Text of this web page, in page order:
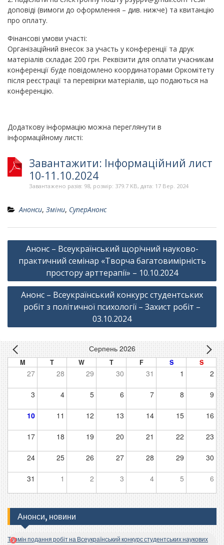
доповіді (вимоги до оформлення – див. нижче) та квитанцію
про оплату.
Фінансові умови участі:
Організаційний внесок за участь у конференції та друк
матеріалів складає 200 грн. Реквізити для оплати учасникам
конференції буде повідомлено координаторами Оркомітету
після реєстрації та перевірки матеріалів, що подаються на
конференцію.
Додаткову інформацію можна переглянути в
інформаційному листі:
Завантажити: Інформаційний лист
10-11.10.2024
Завантажено разів: 98, розмір: 379.7 KB, дата: 17 Вер. 2024
Анонси, Зміни, СуперАнонс
Навігація
записів
Анонс – Всеукраїнський щорічний науково-
практичний семінар «Творча багатовимірність
простору арттерапії» – 10.10.2024
Анонс – Всеукраїнський конкурс студентських
робіт з політичної психології – Захист робіт –
03.10.2024
Серпень 2026
M T W T F S S
27 28 29 30 31 1 2
3 4 5 6 7 8 9
10 11 12 13 14 15 16
17 18 19 20 21 22 23
24 25 26 27 28 29 30
31 1 2 3 4 5 6
Анонси, новини
Термін подання робіт на Всеукраїнський конкурс студентських наукових